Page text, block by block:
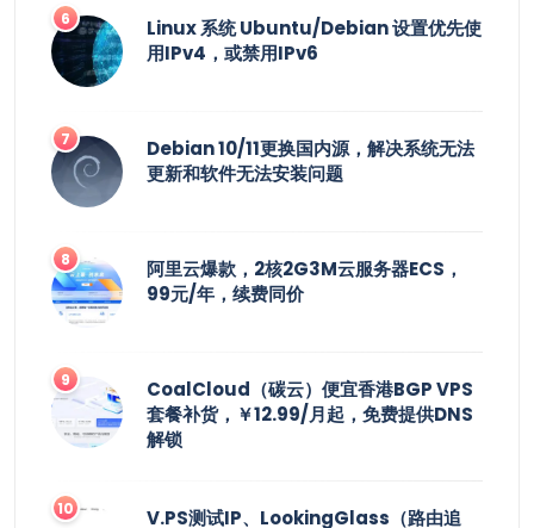
Linux 系统 Ubuntu/Debian 设置优先使
用IPv4，或禁用IPv6
Debian 10/11更换国内源，解决系统无法
更新和软件无法安装问题
阿里云爆款，2核2G3M云服务器ECS，
99元/年，续费同价
CoalCloud（碳云）便宜香港BGP VPS
套餐补货，￥12.99/月起，免费提供DNS
解锁
V.PS测试IP、LookingGlass（路由追